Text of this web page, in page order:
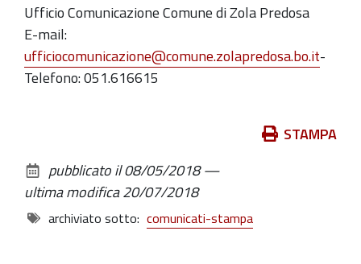
Ufficio Comunicazione Comune di Zola Predosa
E-mail:
ufficiocomunicazione@comune.zolapredosa.bo.it-
Telefono: 051.616615
documento
STAMPA
pubblicato il08/05/2018—
ultima modifica20/07/2018
archiviato sotto: comunicati-stampa